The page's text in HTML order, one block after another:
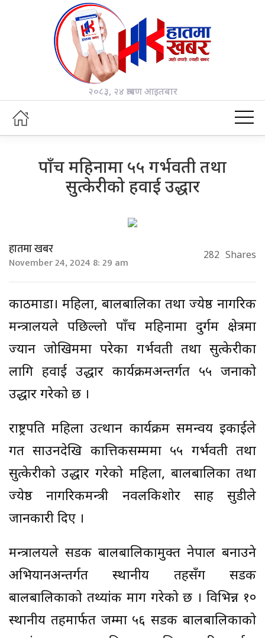
२०८३, २४ श्रावण आइतबार
पाँच महिनामा ५५ गर्भवती तथा
सुत्केरीको हवाई उद्धार
हातमा खबर
November 24, 2024 8: 29 am 282 Shares
काठमाडौं। महिला, बालबालिका तथा ज्येष्ठ नागरिक
मन्त्रालयले पछिल्लो पाँच महिनामा दुर्गम क्षेत्रमा
ज्यान जोखिममा परेका गर्भवती तथा सुत्केरीका
लागि हवाई उद्धार कार्यक्रमअन्तर्गत ५५ जनाको
उद्धार गरेको छ ।
राष्ट्रपति महिला उत्थान कार्यक्रम समन्वय इकाईले
गत साउनदेखि कात्तिकसम्ममा ५५ गर्भवती तथा
सुत्केरीको उद्धार गरेको महिला, बालबालिका तथा
ज्येष्ठ नागरिकमन्त्री नवलकिशोर साह सुडीले
जानकारी दिए ।
मन्त्रालयले सडक बालबालिकामुक्त नेपाल बनाउने
अभियानअन्तर्गत स्थानीय तहसँग सडक
बालबालिकाको तथ्यांक माग गरेको छ । विभिन्न १०
स्थानीय तहमार्फत जम्मा ५६ सडक बालबालिकाको